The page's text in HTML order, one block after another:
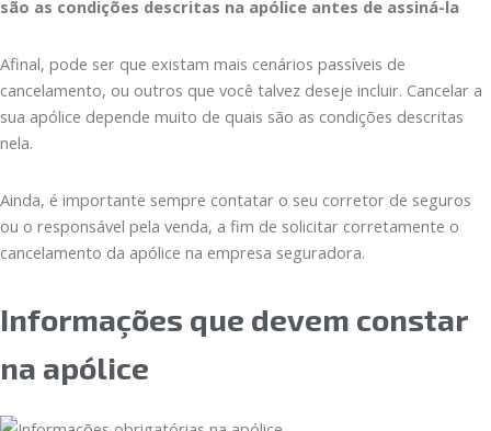
são as condições descritas na apólice antes de assiná-la
Afinal, pode ser que existam mais cenários passíveis de
cancelamento, ou outros que você talvez deseje incluir. Cancelar a
sua apólice depende muito de quais são as condições descritas
nela.
Ainda, é importante sempre contatar o seu corretor de seguros
ou o responsável pela venda, a fim de solicitar corretamente o
cancelamento da apólice na empresa seguradora.
Informações que devem constar
na apólice